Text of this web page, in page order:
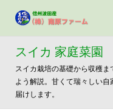
スイカ 家庭菜園
スイカ栽培の基礎から収穫
よう解説。甘くて瑞々しい
届けします。